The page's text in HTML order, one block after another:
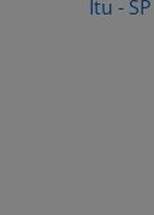
Itu - SP